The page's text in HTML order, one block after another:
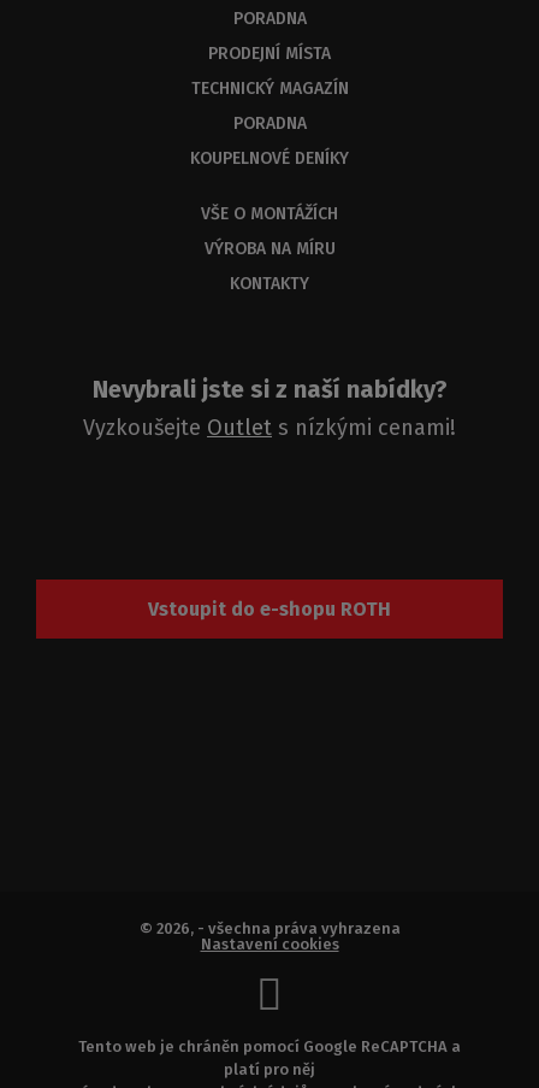
PORADNA
PRODEJNÍ MÍSTA
TECHNICKÝ MAGAZÍN
PORADNA
KOUPELNOVÉ DENÍKY
VŠE O MONTÁŽÍCH
VÝROBA NA MÍRU
KONTAKTY
Nevybrali jste si z naší nabídky?
Vyzkoušejte Outlet s nízkými cenami!
Vstoupit do e-shopu ROTH
© 2026, - všechna práva vyhrazena
Nastavení cookies
Tento web je chráněn pomocí Google ReCAPTCHA a
platí pro něj